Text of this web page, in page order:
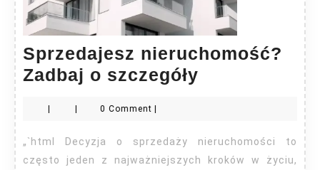
Sprzedajesz nieruchomość?
Zadbaj o szczegóły Sprzedajesz
o
szczegóły
| | 0 Comment |
„`html Decyzja o sprzedaży nieruchomości to
często jeden z najważniejszych kroków w życiu,